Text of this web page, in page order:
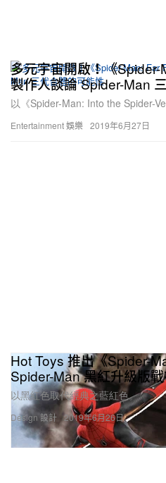
Entertainment 娛樂
多元宇宙開啟！《Spider-
製作人談論 Spider-Man
以《Spider-Man: Into the Spider-
2019年6月27日
Design 設計
Hot Toys 推出《Spider-
Spider-Man 黑紅升級版
以黑紅色取代經典之藍紅色。
2019年6月26日